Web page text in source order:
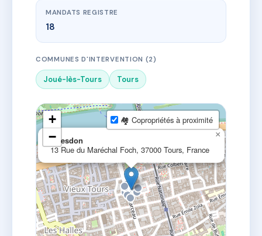
MANDATS REGISTRE
18
COMMUNES D'INTERVENTION (2)
Joué-lès-Tours Tours
Guesdon
13 Rue du Maréchal Foch, 37000 Tours, France
×
+
−
🏘 Copropriétés à proximité